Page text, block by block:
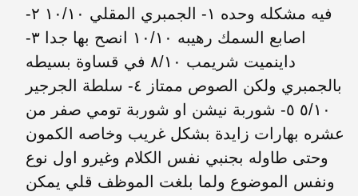
فيه مشكله وحده ١- الجمبري المقلي ١٠/١٠ ٢-
اصابع السمك رهيبه ١٠/١٠ انصح بها جدا ٣-
داينميت شريمب ٨/١٠ في قساوة بسيطه
بالجمبري ولكن الصوص ممتاز ٤- سلطة الجرجير
٥/١٠ ٥- شوربة نيشن او شوربة تومي صفر من
عشره بهارات زايدة بشكل غريب وخاصه الكمون
وحتى طاوله بجنبي نفس الكلام وغيرو اول نوع
ونفس الموضوع ولما بلغت الموظف قلي يمكن